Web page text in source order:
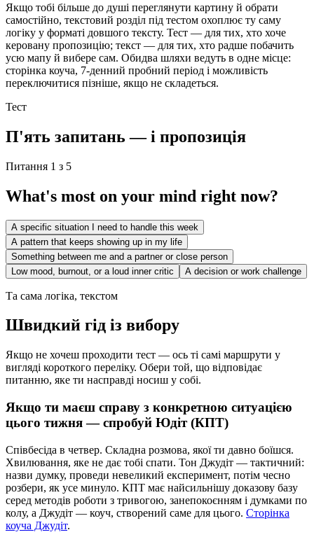
Якщо тобі більше до душі переглянути картину й обрати
самостійно, текстовий розділ під тестом охоплює ту саму
логіку у форматі довшого тексту. Тест — для тих, хто хоче
керовану пропозицію; текст — для тих, хто радше побачить
усю мапу й вибере сам. Обидва шляхи ведуть в одне місце:
сторінка коуча, 7-денний пробний період і можливість
переключитися пізніше, якщо не складеться.
Тест
П'ять запитань — і пропозиція
Питання 1 з 5
What's most on your mind right now?
A specific situation I need to handle this week
A pattern that keeps showing up in my life
Something between me and a partner or close person
Low mood, burnout, or a loud inner critic
A decision or work challenge
Та сама логіка, текстом
Швидкий гід із вибору
Якщо не хочеш проходити тест — ось ті самі маршрути у
вигляді короткого переліку. Обери той, що відповідає
питанню, яке ти насправді носиш у собі.
Якщо ти маєш справу з конкретною ситуацією
цього тижня — спробуй Юдіт (КПТ)
Співбесіда в четвер. Складна розмова, якої ти давно боїшся.
Хвилювання, яке не дає тобі спати. Тон Джудіт — тактичний:
назви думку, проведи невеликий експеримент, потім чесно
розбери, як усе минуло. КПТ має найсильнішу доказову базу
серед методів роботи з тривогою, занепокоєнням і думками по
колу, а Джудіт — коуч, створений саме для цього. Сторінка
коуча Джудіт.